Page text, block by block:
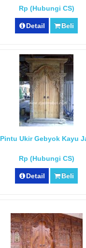
Rp (Hubungi CS)
Detail Beli
Pintu Ukir Gebyok Kayu
Rp (Hubungi CS)
Detail Beli